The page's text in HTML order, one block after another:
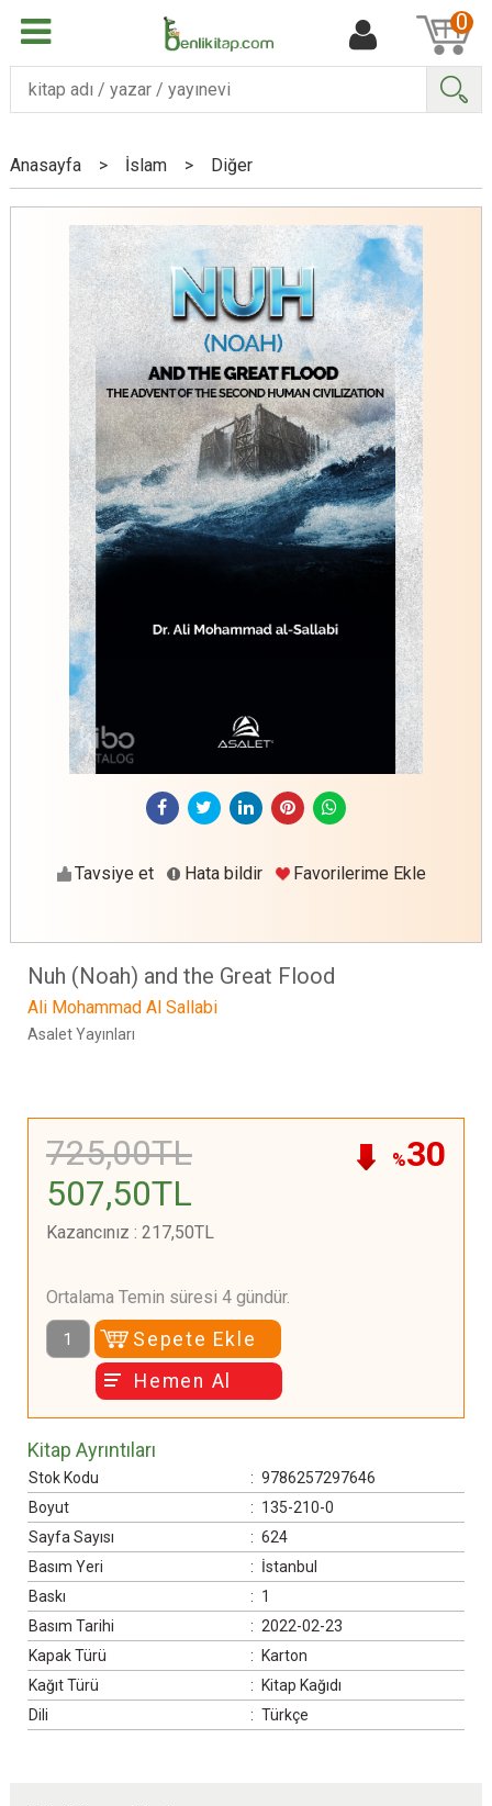
0
Anasayfa > İslam > Diğer
Tavsiye et Hata bildir Favorilerime Ekle
Nuh (Noah) and the Great Flood
Ali Mohammad Al Sallabi
Asalet Yayınları
%30
725,00TL
507,50TL
Kazancınız : 217,50TL
Ortalama Temin süresi 4 gündür.
Sepete Ekle
Hemen Al
Kitap Ayrıntıları
Stok Kodu : 9786257297646
Boyut
: 135-210-0
Sayfa Sayısı
: 624
Basım Yeri
: İstanbul
Baskı
: 1
Basım Tarihi
: 2022-02-23
Kapak Türü
:
Karton
Kağıt Türü
:
Kitap Kağıdı
Dili
: Türkçe